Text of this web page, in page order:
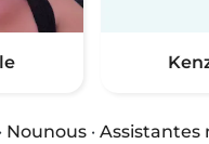
· Nounous · Assistantes